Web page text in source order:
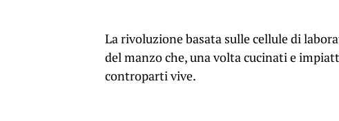
La rivoluzione basata sulle cellule di
del manzo che, una volta cucinati e
controparti vive.